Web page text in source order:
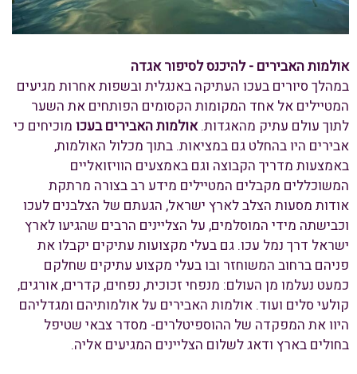
אולמות האבירים - להיכנס לסיפור אגדה
במהלך סיורים בעכו העתיקה באנגלית ובשפות אחרות מגיעים
המטיילים אל אחד המקומות הקסומים הפותחים את השער
לתוך עולם עתיק מהאגדות.אולמות האבירים בעכו מוכיחים כי
אבירים היו בהחלט גם במציאות. בתוך מכלול האולמות,
באמצעות מדריך הקבוצה וגם באמצעים הוויזואליים
המשוכללים מקבלים המטיילים מידע רב בצורה מרתקת
אודות מסעות הצלב לארץ ישראל, הגעתם של הצלבנים לעכו
וכבישתה מידי המוסלמים, על הצליינים הרבים שהגיעו לארץ
ישראל דרך נמל עכו. גם בעלי מקצועות עתיקים יקבלו את
פניהם ברחוב המשוחזר ובו בעלי מקצוע עתיקים שחלקם
כמעט נעלמו מן העולם: מנפחי זכוכית, נפחים, קדרים, אורגים,
קולעי סלים ועוד. אולמות האבירים על אולמותיהם ומגדליהם
היוו את המפקדה של ההוספיטלרים- מסדר צבאי שטיפל
בחולים בארץ ודאג לשלום הצליינים המגיעים אליה.